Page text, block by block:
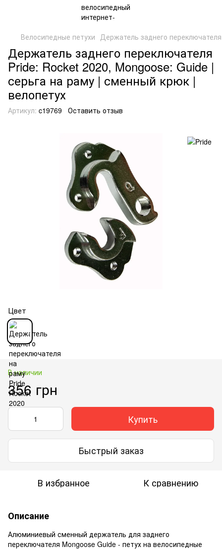
Велосипедные петухи Держатель заднего
Держатель заднего переключателя
Pride: Rocket 2020, Mongoose: Guide |
серьга на раму | сменный крюк |
велопетух
Артикул: c19769 Оставить отзыв
Цвет
В наличии
356 грн
Купить
Быстрый заказ
В избранное К сравнению
Описание
Алюминиевый сменный держатель для заднего
переключателя Mongoose Guide - петух на велосипедные